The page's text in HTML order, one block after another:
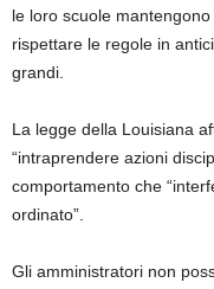
le loro scuole
rispettare le regole in
grandi.
La legge della Louisiana
“intraprendere azioni
comportamento che
ordinato”.
Gli amministratori non